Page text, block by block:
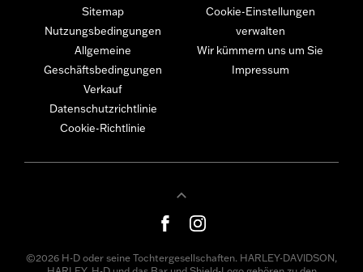
Sitemap
Nutzungsbedingungen
Allgemeine
Geschäftsbedingungen
Verkauf
Datenschutzrichtlinie
Cookie-Richtlinie
Cookie-Einstellungen
verwalten
Wir kümmern uns um Sie
Impressum
©2026 H-D oder seine Tochtergesellschaften. HARLEY-DAVIDSON,